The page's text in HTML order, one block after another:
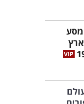
מסע